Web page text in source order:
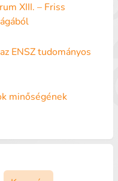
XIII. – Friss
ENSZ tudományos
minőségének